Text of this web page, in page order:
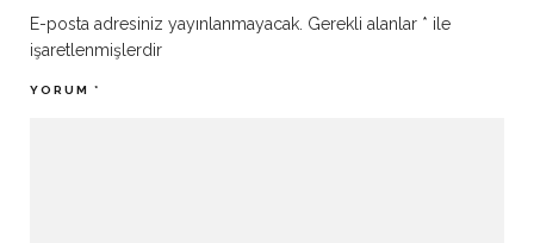
E-posta adresiniz yayınlanmayacak. Gerekli alanlar * ile
işaretlenmişlerdir
YORUM *